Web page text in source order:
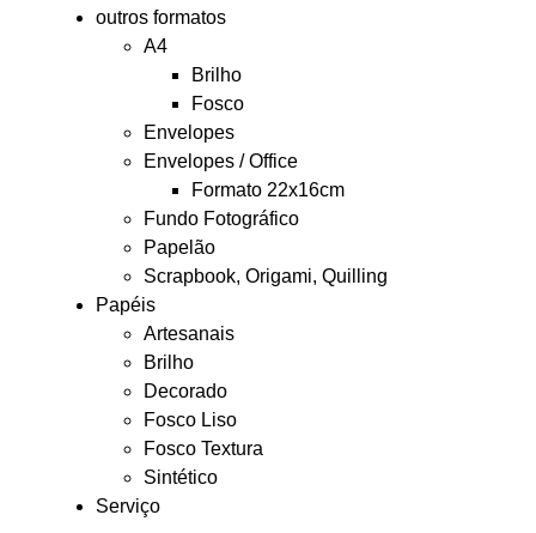
outros formatos
A4
Brilho
Fosco
Envelopes
Envelopes / Office
Formato 22x16cm
Fundo Fotográfico
Papelão
Scrapbook, Origami, Quilling
Papéis
Artesanais
Brilho
Decorado
Fosco Liso
Fosco Textura
Sintético
Serviço